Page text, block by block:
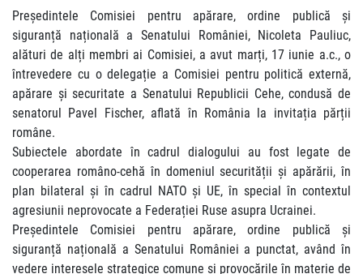
Președintele Comisiei pentru apărare, ordine publică și
siguranță națională a Senatului României, Nicoleta Pauliuc,
alături de alți membri ai Comisiei, a avut marți, 17 iunie a.c., o
întrevedere cu o delegație a Comisiei pentru politică externă,
apărare și securitate a Senatului Republicii Cehe, condusă de
senatorul Pavel Fischer, aflată în România la invitația părții
române.
Subiectele abordate în cadrul dialogului au fost legate de
cooperarea româno-cehă în domeniul securității și apărării, în
plan bilateral și în cadrul NATO și UE, în special în contextul
agresiunii neprovocate a Federației Ruse asupra Ucrainei.
Președintele Comisiei pentru apărare, ordine publică și
siguranță națională a Senatului României a punctat, având în
vedere interesele strategice comune și provocările în materie de